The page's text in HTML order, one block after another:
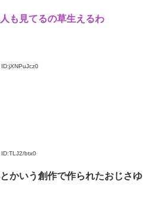
も見てるの草生えるわ
ID:jXNPuJcz0
ID:TLJ2/btx0
かいう創作で作られたおじさゆ